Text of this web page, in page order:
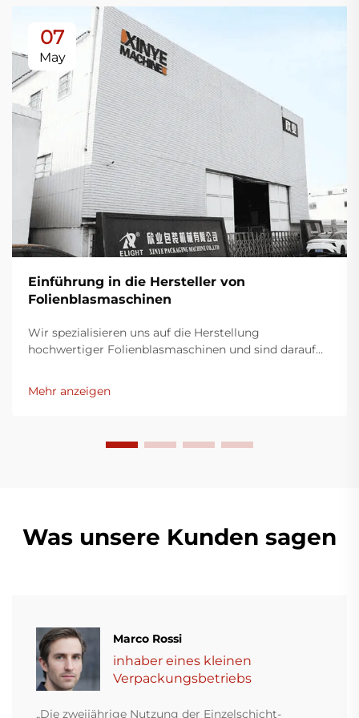
07
May
Einführung in die Hersteller von
Folienblasmaschinen
Wir spezialisieren uns auf die Herstellung
hochwertiger Folienblasmaschinen und sind darauf
Kunststoffverpackungsindustrie bereitzustellen.
Unsere Folienblasmaschinen nutzen moderne
verschiedener Kunststofffilme.
Mehr anzeigen
Was unsere Kunden sagen
Marco Rossi
inhaber eines kleinen
Verpackungsbetriebs
„Die zweijährige Nutzung der Einzelschicht-